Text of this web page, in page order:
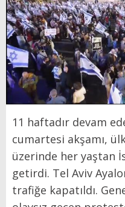
11 haftadır devam
cumartesi akşamı,
üzerinde her yaştan
getirdi. Tel Aviv
trafiğe kapatıldı.